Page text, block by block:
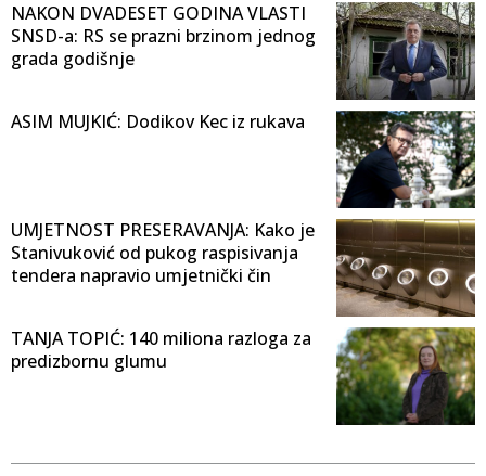
NAKON DVADESET GODINA VLASTI
SNSD-a: RS se prazni brzinom jednog
grada godišnje
ASIM MUJKIĆ: Dodikov Kec iz rukava
UMJETNOST PRESERAVANJA: Kako je
Stanivuković od pukog raspisivanja
tendera napravio umjetnički čin
TANJA TOPIĆ: 140 miliona razloga za
predizbornu glumu